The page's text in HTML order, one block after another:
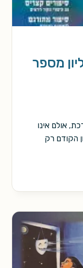
מספר
אולם אינו
הקודם רק